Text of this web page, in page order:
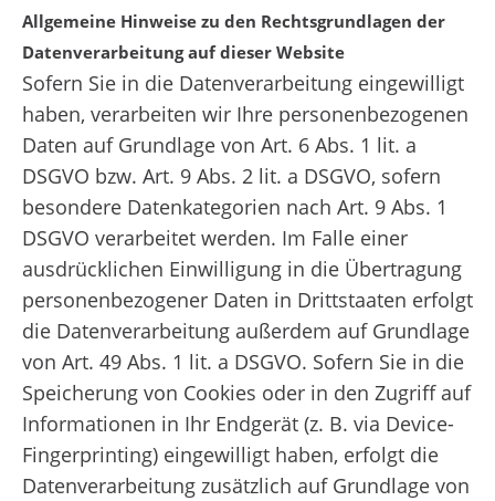
Allgemeine Hinweise zu den Rechtsgrundlagen der
Datenverarbeitung auf dieser Website
Sofern Sie in die Datenverarbeitung eingewilligt
haben, verarbeiten wir Ihre personenbezogenen
Daten auf Grundlage von Art. 6 Abs. 1 lit. a
DSGVO bzw. Art. 9 Abs. 2 lit. a DSGVO, sofern
besondere Datenkategorien nach Art. 9 Abs. 1
DSGVO verarbeitet werden. Im Falle einer
ausdrücklichen Einwilligung in die Übertragung
personenbezogener Daten in Drittstaaten erfolgt
die Datenverarbeitung außerdem auf Grundlage
von Art. 49 Abs. 1 lit. a DSGVO. Sofern Sie in die
Speicherung von Cookies oder in den Zugriff auf
Informationen in Ihr Endgerät (z. B. via Device-
Fingerprinting) eingewilligt haben, erfolgt die
Datenverarbeitung zusätzlich auf Grundlage von